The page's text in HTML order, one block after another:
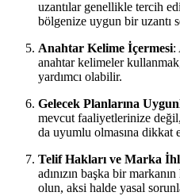
uzantılar genellikle tercih
bölgenize uygun bir uzantı
Anahtar Kelime İçermesi:
anahtar kelimeler
yardımcı olabilir.
Gelecek Planlarına
mevcut faaliyetlerinize
da uyumlu olmasına dikkat
Telif Hakları ve Marka
adınızın başka bir
olun, aksi halde yasal